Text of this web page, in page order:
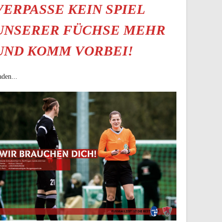
KEIN SPIEL
FÜCHSE MEHR
KOMM VORBEI!